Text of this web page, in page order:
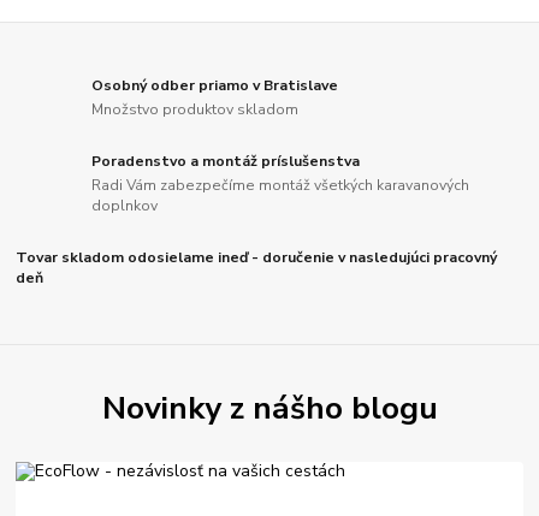
Osobný odber priamo v Bratislave
Množstvo produktov skladom
Poradenstvo a montáž príslušenstva
Radi Vám zabezpečíme montáž všetkých karavanových
doplnkov
Tovar skladom odosielame ineď - doručenie v nasledujúci pracovný
deň
Novinky z nášho blogu